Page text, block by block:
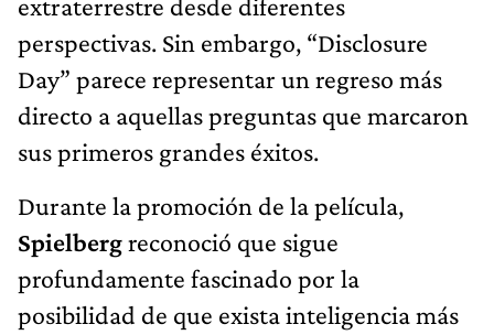
perspectivas. Sin embargo, “Disclosure
Day” parece representar un regreso más
directo a aquellas preguntas que marcaron
sus primeros grandes éxitos.
Durante la promoción de la película,
Spielbergreconoció que sigue
profundamente fascinado por la
posibilidad de que exista inteligencia más